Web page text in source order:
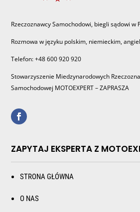
Rzeczoznawcy Samochodowi, biegli sądowi w
Rozmowa w języku polskim, niemieckim,
Telefon: +48 600 920 920
Stowarzyszenie Miedzynarodowych
Samochodowej MOTOEXPERT – ZAPRASZA
ZAPYTAJ EKSPERTA Z
STRONA GŁÓWNA
O NAS